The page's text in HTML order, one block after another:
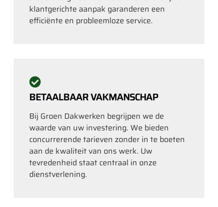
klantgerichte aanpak garanderen een
efficiënte en probleemloze service.
BETAALBAAR VAKMANSCHAP
Bij Groen Dakwerken begrijpen we de
waarde van uw investering. We bieden
concurrerende tarieven zonder in te boeten
aan de kwaliteit van ons werk. Uw
tevredenheid staat centraal in onze
dienstverlening.